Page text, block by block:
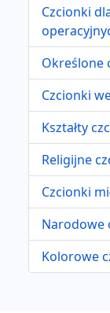
Czcionki
Określone
Czcionki
Kształty
Religijne
Czcionki
Narodowe
Kolorowe